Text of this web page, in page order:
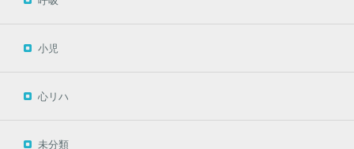
小児
心リハ
未分類